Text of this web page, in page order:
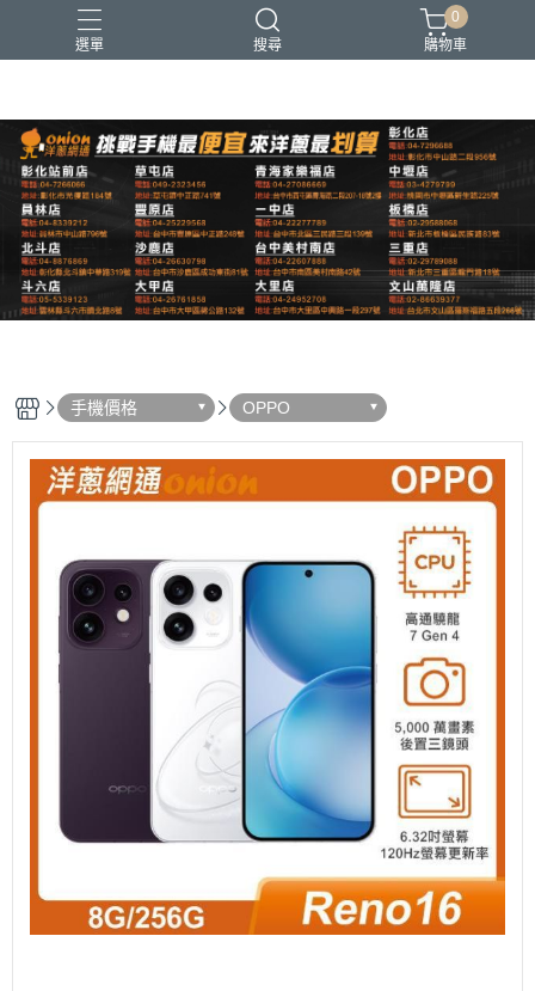
選單 搜尋
Apple iPhone
0
購物車
手機價格 OPPO